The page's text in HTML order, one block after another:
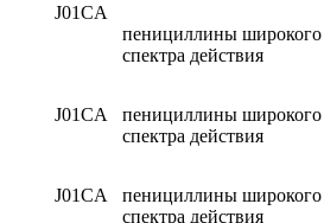
J01CA
пенициллины широкого
спектра действия
J01CA
пенициллины широкого
спектра действия
J01CA
пенициллины широкого
спектра действия